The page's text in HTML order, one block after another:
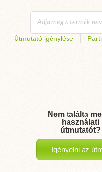
Útmutató igénylése
Nem találta
használati
útmutatót?
Igényelni az